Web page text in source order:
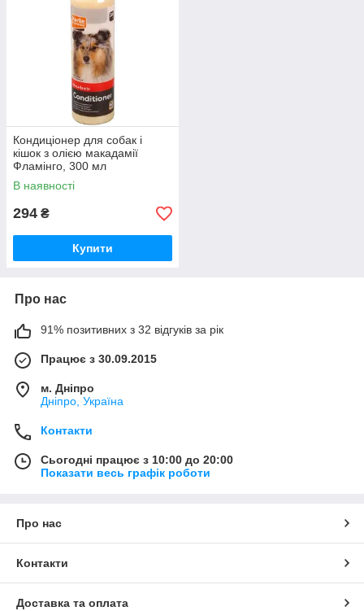
Кондиціонер для собак і
кішок з олією макадамії
Фламінго, 300 мл
В наявності
294 ₴
Купити
Про нас
91% позитивних з 32 відгуків за рік
Працює з 30.09.2015
м. Дніпро
Дніпро, Україна
Контакти
Сьогодні працює з 10:00 до 20:00
Показати весь графік роботи
Про нас
Контакти
Доставка та оплата